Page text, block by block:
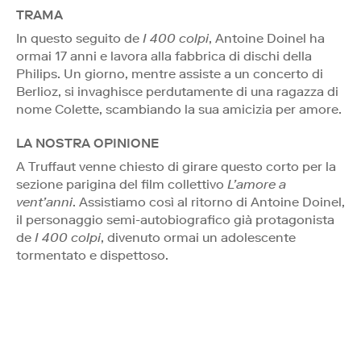
TRAMA
In questo seguito de I 400 colpi, Antoine Doinel ha
ormai 17 anni e lavora alla fabbrica di dischi della
Philips. Un giorno, mentre assiste a un concerto di
Berlioz, si invaghisce perdutamente di una ragazza di
nome Colette, scambiando la sua amicizia per amore.
LA NOSTRA OPINIONE
A Truffaut venne chiesto di girare questo corto per la
sezione parigina del film collettivo L’amore a
vent’anni. Assistiamo così al ritorno di Antoine Doinel,
il personaggio semi-autobiografico già protagonista
de I 400 colpi, divenuto ormai un adolescente
tormentato e dispettoso.